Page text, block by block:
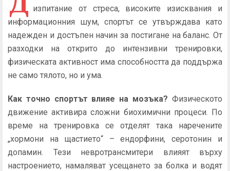
изпитание от стреса, високите изисквания и
информационния шум, спортът се утвърждава като
надежден и достъпен начин за постигане на баланс. От
разходки на открито до интензивни тренировки,
физическата активност има способността да поддържа
не само тялото, но и ума.
Как точно спортът влияе на мозъка? Физическото
движение активира сложни биохимични процеси. По
време на тренировка се отделят така наречените
„хормони на щастието“ – ендорфини, серотонин и
допамин. Тези невротрансмитери влияят върху
настроението, намаляват усещането за болка и водят